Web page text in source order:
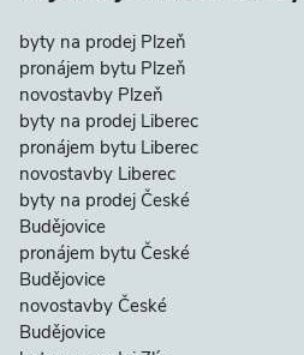
byty na prodej Plzeň
pronájem bytu Plzeň
novostavby Plzeň
byty na prodej Liberec
pronájem bytu Liberec
novostavby Liberec
byty na prodej České
Budějovice
pronájem bytu České
Budějovice
novostavby České
Budějovice